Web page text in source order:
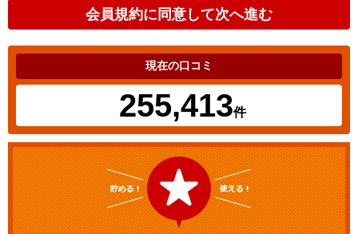
現在の口コミ
255,413件